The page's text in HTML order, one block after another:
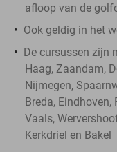
afloop van de
Ook geldig in het
De cursussen zijn
Haag, Zaandam,
Nijmegen,
Breda,
Vaals,
Kerkdriel en Bakel